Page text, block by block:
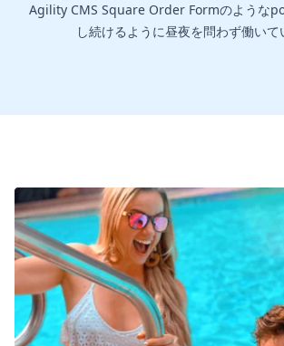
Agility CMS Square Order Formのような
し続けるように昼夜を問わず働いて